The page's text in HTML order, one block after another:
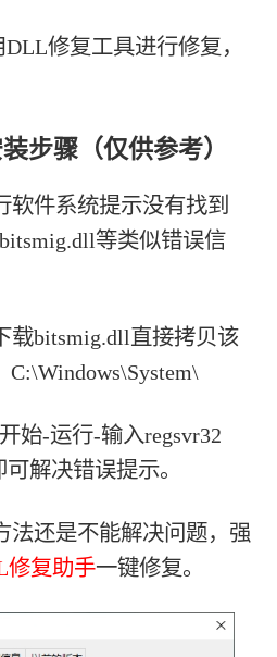
修复工具进行修复，
步骤（仅供参考）
软件系统提示没有找到
等类似错误信
载bitsmig.dll直接拷贝该
始-运行-输入regsvr32
解决错误提示。
法还是不能解决问题，强
修复助手一键修复。